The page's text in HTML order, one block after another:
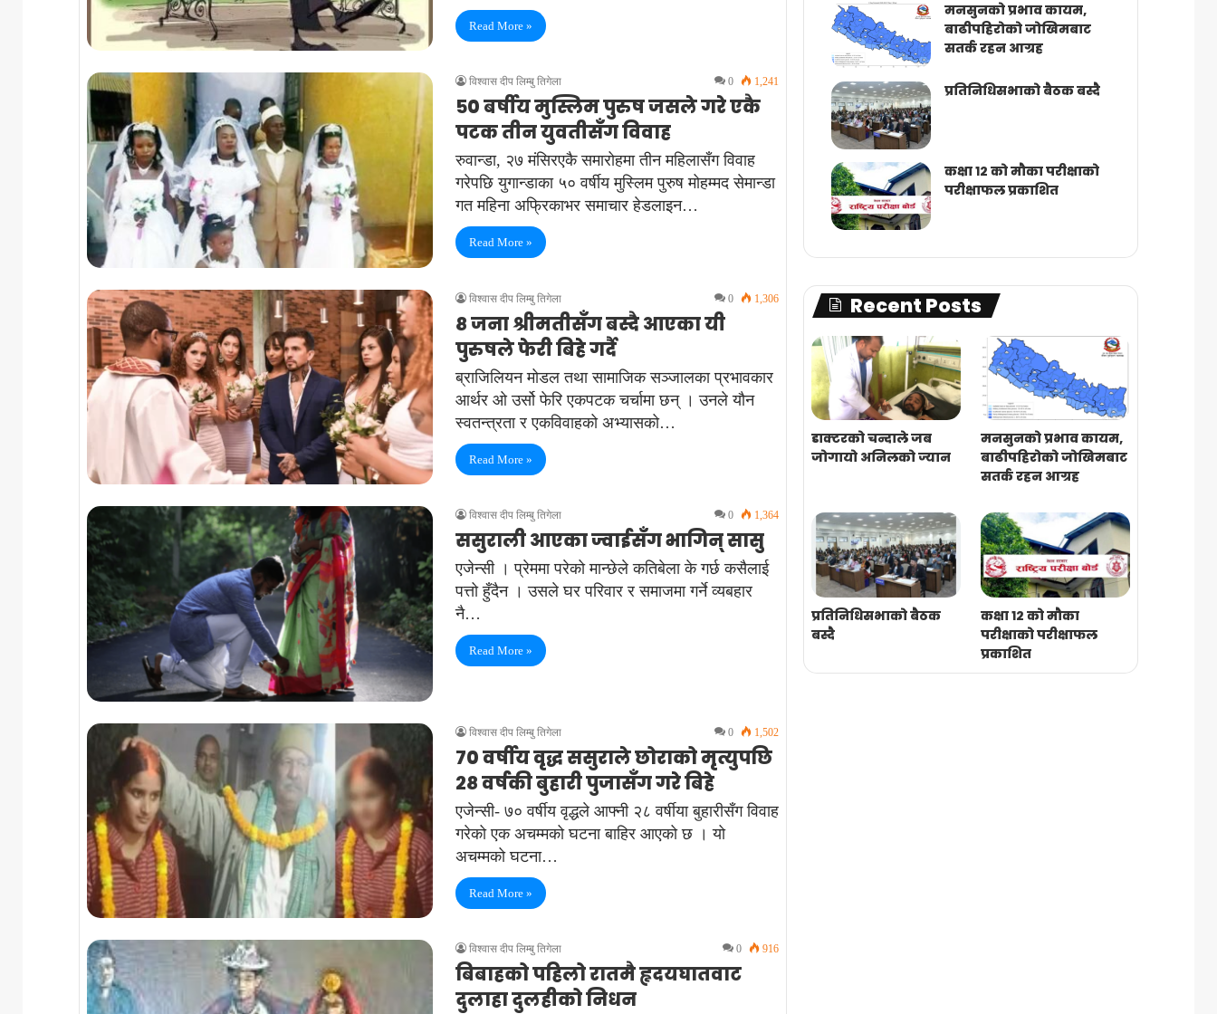
Read More »
विश्वास दीप लिम्बु तिगेला 0 1,241
५० बर्षीय मुस्लिम पुरुष जसले गरे एकै
पटक तीन युवतीसँग विवाह
रुवान्डा, २७ मंसिरएकै समारोहमा तीन महिलासँग विवाह
गरेपछि युगान्डाका ५० वर्षीय मुस्लिम पुरुष मोहम्मद सेमान्डा
गत महिना अफ्रिकाभर समाचार हेडलाइन…
Read More »
विश्वास दीप लिम्बु तिगेला 0 1,306
८ जना श्रीमतीसँग बस्दै आएका यी
पुरुषले फेरी बिहे गर्दै
ब्राजिलियन मोडल तथा सामाजिक सञ्जालका प्रभावकार
आर्थर ओ उर्सो फेरि एकपटक चर्चामा छन् । उनले यौन
स्वतन्त्रता र एकविवाहको अभ्यासको…
Read More »
विश्वास दीप लिम्बु तिगेला 0 1,364
ससुराली आएका ज्वाईसँग भागिन् सासु
एजेन्सी । प्रेममा परेको मान्छेले कतिबेला के गर्छ कसैलाई
पत्तो हुँदैन । उसले घर परिवार र समाजमा गर्ने व्यबहार
नै…
Read More »
विश्वास दीप लिम्बु तिगेला 0 1,502
७० वर्षीय वृद्ध ससुराले छोराको मृत्युपछि
२८ वर्षकी बुहारी पुजासँग गरे बिहे
एजेन्सी- ७० वर्षीय वृद्धले आफ्नी २८ वर्षीया बुहारीसँग विवाह
गरेको एक अचम्मको घटना बाहिर आएको छ । यो
अचम्मको घटना…
Read More »
विश्वास दीप लिम्बु तिगेला 0 916
बिबाहको पहिलो रातमै हृदयघातवाट
दुलाहा दुलहीको निधन
मनसुनको प्रभाव कायम,
बाढीपहिरोको जोखिमबाट
सतर्क रहन आग्रह
प्रतिनिधिसभाको बैठक बस्दै
कक्षा १२ को मौका परीक्षाको
परीक्षाफल प्रकाशित
Recent Posts
डाक्टरको चन्दाले जब
जोगायो अनिलको ज्यान
मनसुनको प्रभाव कायम,
बाढीपहिरोको जोखिमबाट
सतर्क रहन आग्रह
प्रतिनिधिसभाको बैठक
बस्दै
कक्षा १२ को मौका
परीक्षाको परीक्षाफल
प्रकाशित